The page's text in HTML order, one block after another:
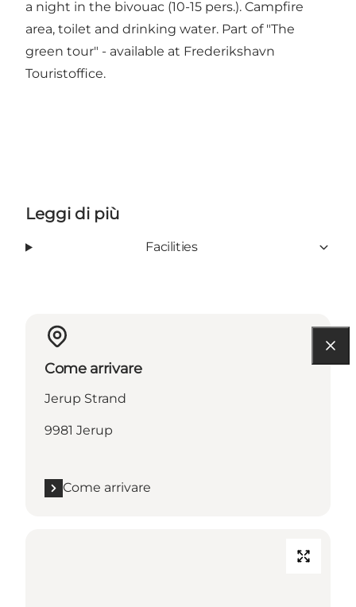
a night in the bivouac (10-15 pers.). Campfire
area, toilet and drinking water. Part of "The
green tour" - available at Frederikshavn
Touristoffice.
Leggi di più
Facilities
Come arrivare
Jerup Strand
9981 Jerup
Come arrivare